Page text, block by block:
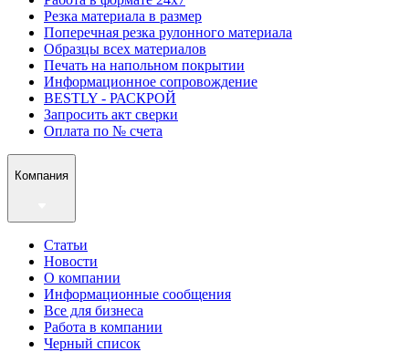
Резка материала в размер
Поперечная резка рулонного материала
Образцы всех материалов
Печать на напольном покрытии
Информационное сопровождение
BESTLY - РАСКРОЙ
Запросить акт сверки
Оплата по № счета
Компания
Статьи
Новости
О компании
Информационные сообщения
Все для бизнеса
Работа в компании
Черный список